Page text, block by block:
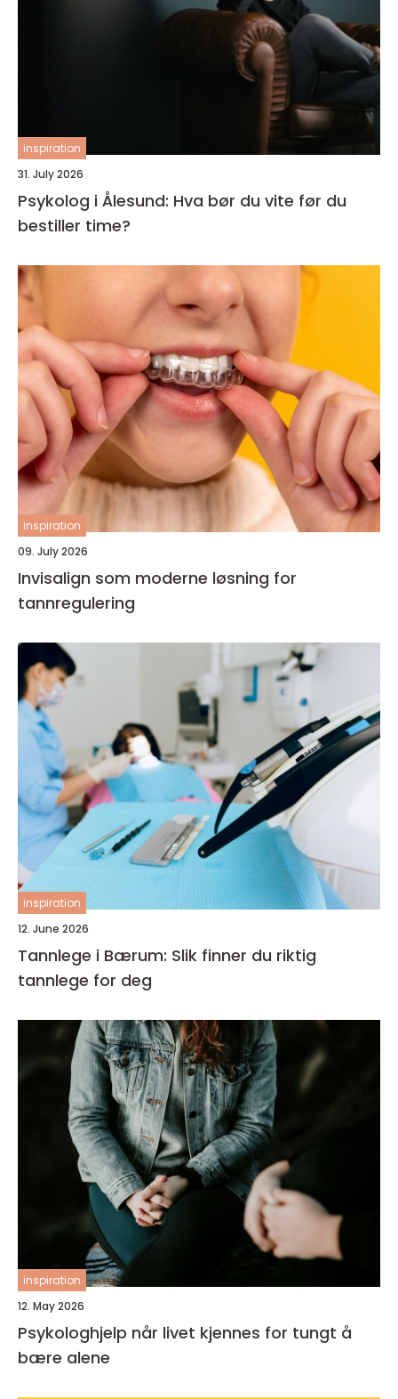
inspiration
31. July 2026
Psykolog i Ålesund: Hva bør du vite før du
bestiller time?
inspiration
09. July 2026
Invisalign som moderne løsning for
tannregulering
inspiration
12. June 2026
Tannlege i Bærum: Slik finner du riktig
tannlege for deg
inspiration
12. May 2026
Psykologhjelp når livet kjennes for tungt å
bære alene